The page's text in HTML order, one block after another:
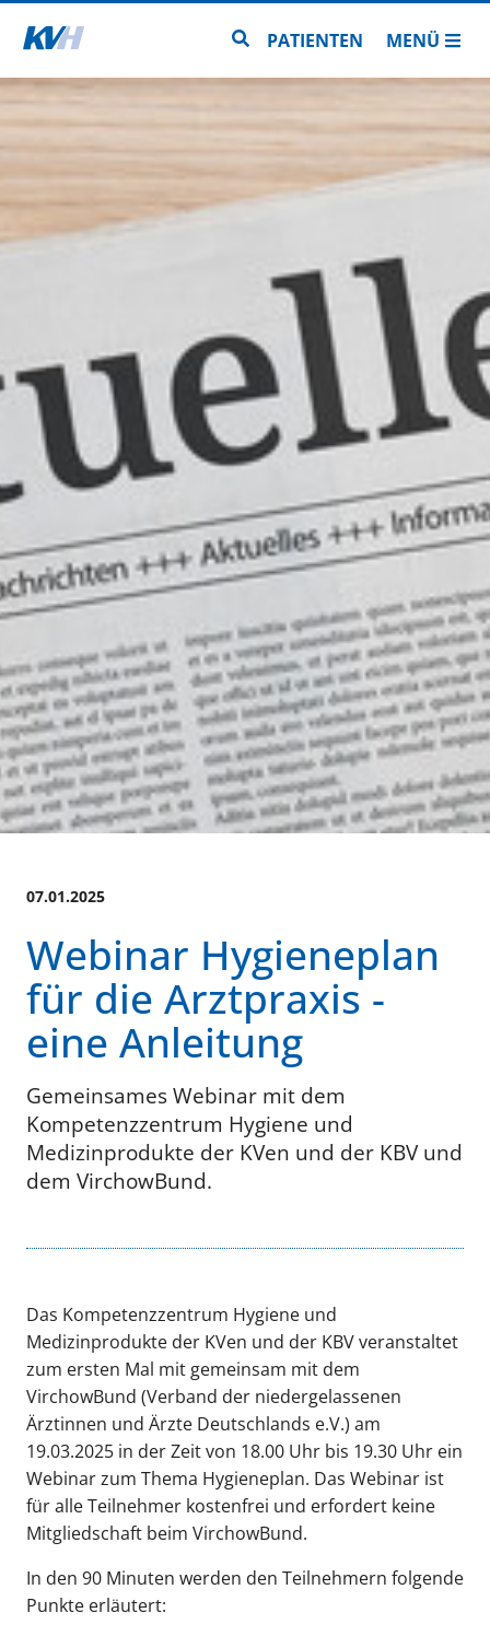
Zur Startseite Zur Seitensuche
PATIENTEN MENÜ
07.01.2025
Webinar Hygieneplan
für die Arztpraxis -
eine Anleitung
Gemeinsames Webinar mit dem
Kompetenzzentrum Hygiene und
Medizinprodukte der KVen und der KBV und
dem VirchowBund.
Das Kompetenzzentrum Hygiene und
Medizinprodukte der KVen und der KBV veranstaltet
zum ersten Mal mit gemeinsam mit dem
VirchowBund (Verband der niedergelassenen
Ärztinnen und Ärzte Deutschlands e.V.) am
19.03.2025 in der Zeit von 18.00 Uhr bis 19.30 Uhr ein
Webinar zum Thema Hygieneplan. Das Webinar ist
für alle Teilnehmer kostenfrei und erfordert keine
Mitgliedschaft beim VirchowBund.
In den 90 Minuten werden den Teilnehmern folgende
Punkte erläutert: